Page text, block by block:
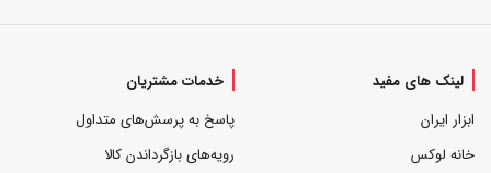
لینک های مفید
ابزار ایران
خانه لوکس
خدمات مشتریان
پاسخ به پرسش‌های متداول
رویه‌های بازگرداندن کالا